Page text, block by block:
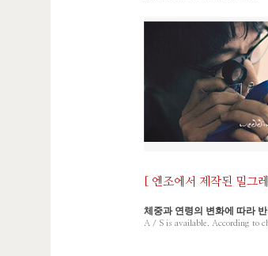
[ 엔조에서 제작된 밀그
체중과 연령의 변화에 따라
A / S is available. According to